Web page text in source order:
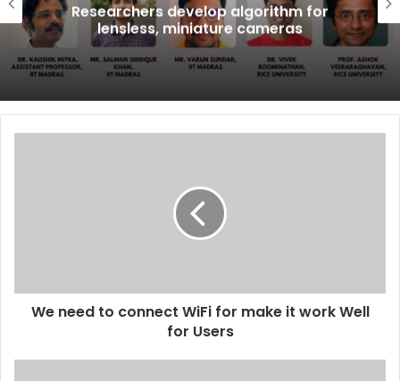
Researchers develop algorithm for
lensless, miniature cameras
We need to connect WiFi for make it work Well
for Users